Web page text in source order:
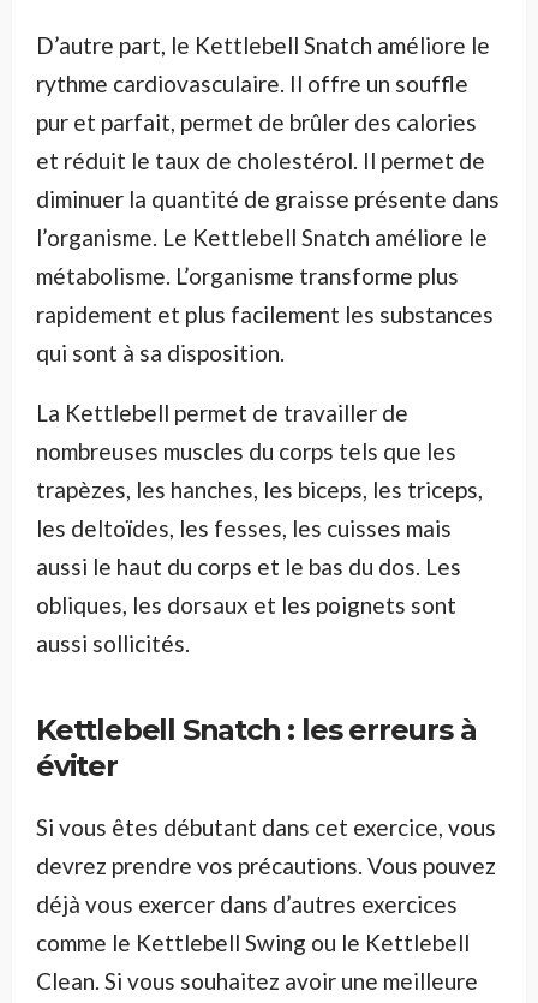
D’autre part, le Kettlebell Snatch améliore le
rythme cardiovasculaire. Il offre un souffle
pur et parfait, permet de brûler des calories
et réduit le taux de cholestérol. Il permet de
diminuer la quantité de graisse présente dans
l’organisme. Le Kettlebell Snatch améliore le
métabolisme. L’organisme transforme plus
rapidement et plus facilement les substances
qui sont à sa disposition.
La Kettlebell permet de travailler de
nombreuses muscles du corps tels que les
trapèzes, les hanches, les biceps, les triceps,
les deltoïdes, les fesses, les cuisses mais
aussi le haut du corps et le bas du dos. Les
obliques, les dorsaux et les poignets sont
aussi sollicités.
Kettlebell Snatch : les erreurs à
éviter
Si vous êtes débutant dans cet exercice, vous
devrez prendre vos précautions. Vous pouvez
déjà vous exercer dans d’autres exercices
comme le Kettlebell Swing ou le Kettlebell
Clean. Si vous souhaitez avoir une meilleure